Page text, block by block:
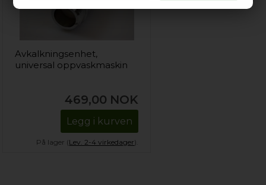
Avkalkningsenhet,
universal oppvaskmaskin
469,00 NOK
Legg i kurven
På lager (Lev. 2-4 virkedager).